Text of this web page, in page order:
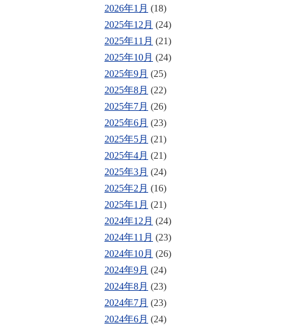
2026年1月 (18)
2025年12月 (24)
2025年11月 (21)
2025年10月 (24)
2025年9月 (25)
2025年8月 (22)
2025年7月 (26)
2025年6月 (23)
2025年5月 (21)
2025年4月 (21)
2025年3月 (24)
2025年2月 (16)
2025年1月 (21)
2024年12月 (24)
2024年11月 (23)
2024年10月 (26)
2024年9月 (24)
2024年8月 (23)
2024年7月 (23)
2024年6月 (24)